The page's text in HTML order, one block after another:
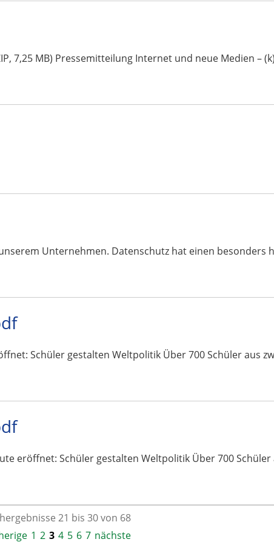
7,25 MB) Pressemitteilung Internet und neue Medien –
Unternehmen. Datenschutz hat einen besonders
Schüler gestalten Weltpolitik Über 700 Schüler aus
eröffnet: Schüler gestalten Weltpolitik Über 700 Schüler
21 bis 30 von 68
1 2 3 4 5 6 7 nächste